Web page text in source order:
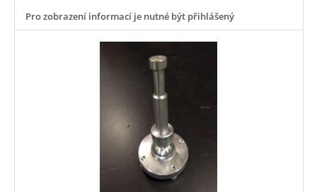
Pro zobrazení informací je nutné být přihlášený